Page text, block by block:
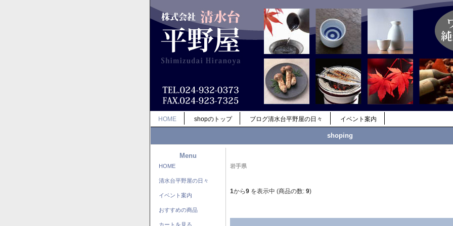
HOME shopのトップ ブログ清水台平野屋の日々 イベント案内
shoping
Menu
HOME
清水台平野屋の日々
イベント案内
おすすめの商品
カートを見る
岩手県
1から9 を表示中 (商品の数: 9)